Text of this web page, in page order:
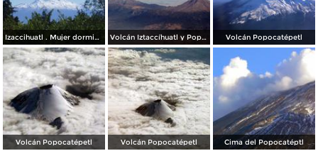
Izaccihuatl . Mujer dormida Volcán Iztaccíhuatl y Popocatépetl Volcán Popocatépetl
Volcán Popocatépetl Volcán Popocatépetl Cima del Popocatéptl